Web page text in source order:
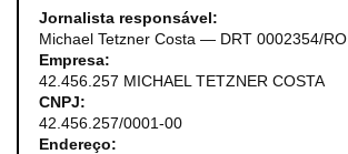
Jornalista responsável:
Michael Tetzner Costa — DRT 0002354/RO
Empresa:
42.456.257 MICHAEL TETZNER COSTA
CNPJ:
42.456.257/0001-00
Endereço: